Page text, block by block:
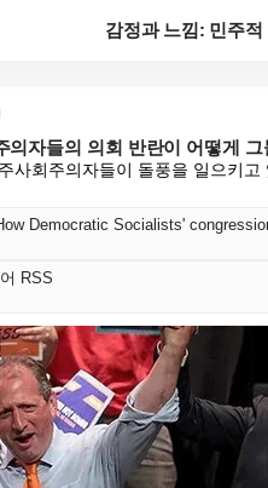
의자들의 의회 반란이 어떻게
사회주의자들이 돌풍을 일으키
Democratic Socialists'
RSS